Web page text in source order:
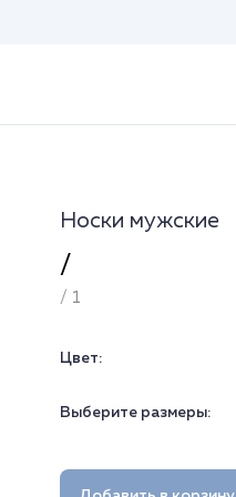
Носки мужские
/
/ 1
Цвет:
Выберите размеры: